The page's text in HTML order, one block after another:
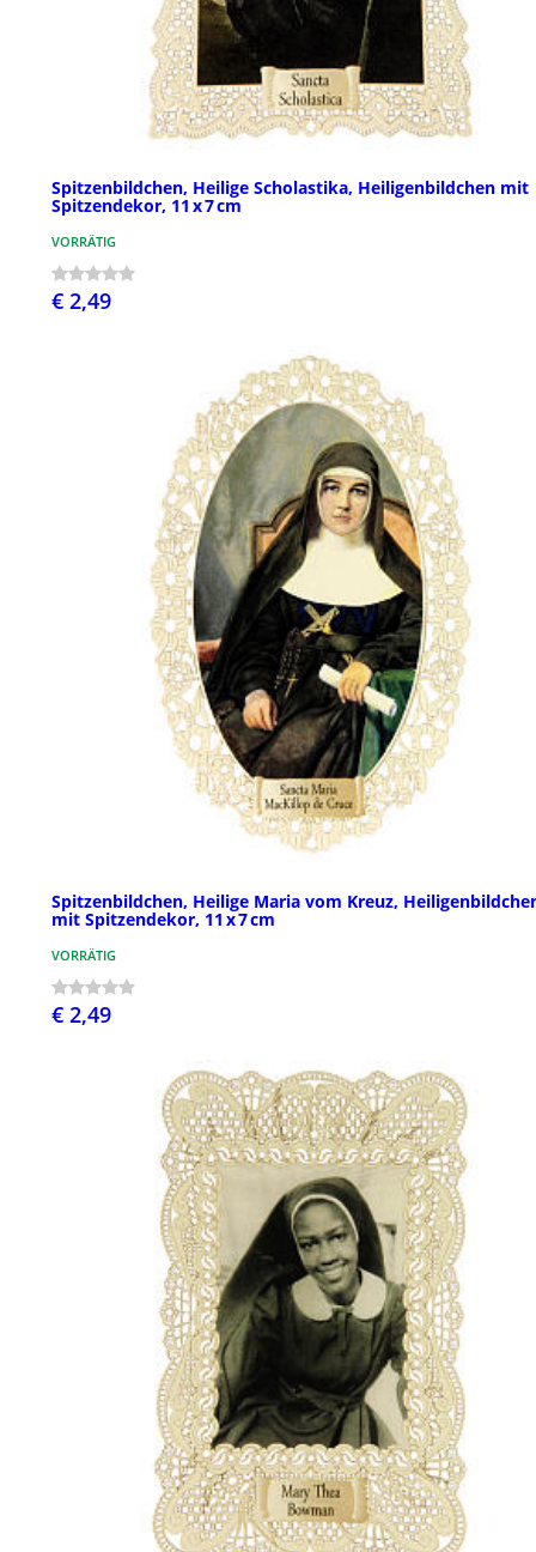
Spitzenbildchen, Heilige Scholastika, Heiligenbildchen mit
Spitzendekor, 11 x 7 cm
VORRÄTIG
€ 2,49
Spitzenbildchen, Heilige Maria vom Kreuz,
mit Spitzendekor, 11 x 7 cm
VORRÄTIG
€ 2,49